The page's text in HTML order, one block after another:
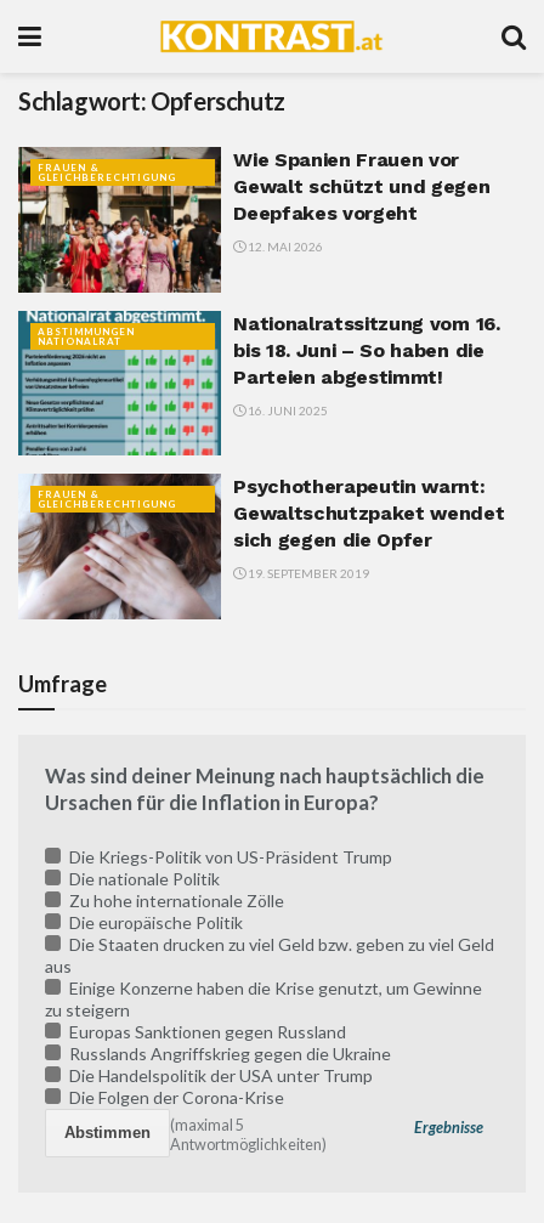
Schlagwort: Opferschutz
FRAUEN &
GLEICHBERECHTIGUNG
Wie Spanien Frauen vor
Gewalt schützt und gegen
Deepfakes vorgeht
12. MAI 2026
ABSTIMMUNGEN
NATIONALRAT
Nationalratssitzung vom 16.
bis 18. Juni – So haben die
Parteien abgestimmt!
16. JUNI 2025
FRAUEN &
GLEICHBERECHTIGUNG
Psychotherapeutin warnt:
Gewaltschutzpaket wendet
sich gegen die Opfer
19. SEPTEMBER 2019
Umfrage
Was sind deiner Meinung nach hauptsächlich die
Ursachen für die Inflation in Europa?
Die Kriegs-Politik von US-Präsident Trump
Die nationale Politik
Zu hohe internationale Zölle
Die europäische Politik
Die Staaten drucken zu viel Geld bzw. geben zu viel Geld
aus
Einige Konzerne haben die Krise genutzt, um Gewinne
zu steigern
Europas Sanktionen gegen Russland
Russlands Angriffskrieg gegen die Ukraine
Die Handelspolitik der USA unter Trump
Die Folgen der Corona-Krise
Ergebnisse
(maximal 5
Antwortmöglichkeiten)